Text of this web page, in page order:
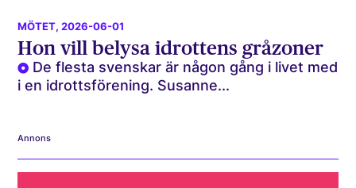
MÖTET, 2026-06-01
Hon vill belysa idrottens gråzoner
De flesta svenskar är någon gång i livet med
i en idrottsförening. Susanne...
Annons